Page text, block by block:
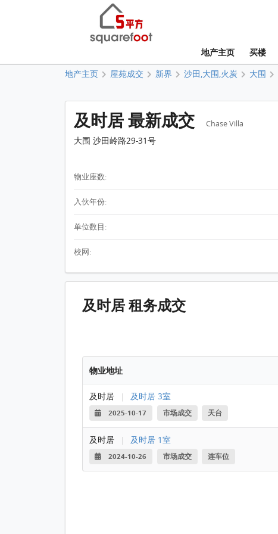
地产主页 买楼
地产主页 屋苑成交 新界 沙田,大围,火炭 大围
及时居 最新成交 Chase Villa
大围 沙田岭路29-31号
物业座数:
入伙年份:
单位数目:
校网:
及时居 租务成交
物业地址
及时居 | 及时居 3室
2025-10-17 市场成交 天台
及时居 | 及时居 1室
2024-10-26 市场成交 连车位